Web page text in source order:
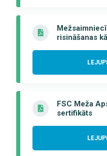
risināšanas
FSC Meža
sertifikāts